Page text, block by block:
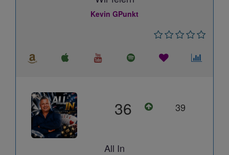
Kevin GPunkt
36 39
All In